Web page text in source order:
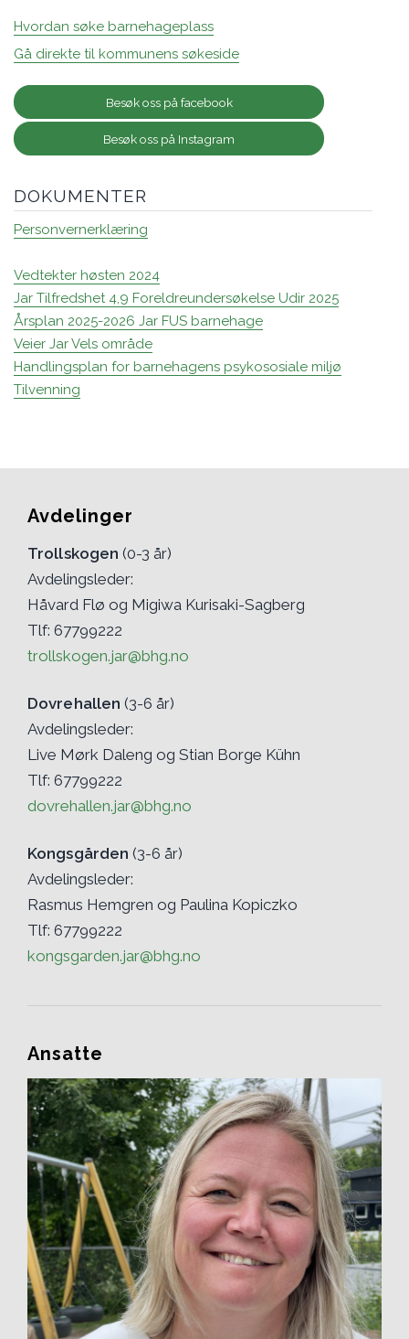
Hvordan søke barnehageplass
Gå direkte til kommunens søkeside
Besøk oss på facebook
Besøk oss på Instagram
DOKUMENTER
Personvernerklæring
Vedtekter høsten 2024
Jar Tilfredshet 4,9 Foreldreundersøkelse Udir 2025
Årsplan 2025-2026 Jar FUS barnehage
Veier Jar Vels område
Handlingsplan for barnehagens psykososiale miljø
Tilvenning
Avdelinger
Trollskogen (0-3 år)
Avdelingsleder:
Håvard Flø og Migiwa Kurisaki-Sagberg
Tlf: 67799222
trollskogen.jar@bhg.no
Dovrehallen (3-6 år)
Avdelingsleder:
Live Mørk Daleng og Stian Borge Kühn
Tlf: 67799222
dovrehallen.jar@bhg.no
Kongsgården (3-6 år)
Avdelingsleder:
Rasmus Hemgren og Paulina Kopiczko
Tlf: 67799222
kongsgarden.jar@bhg.no
Ansatte